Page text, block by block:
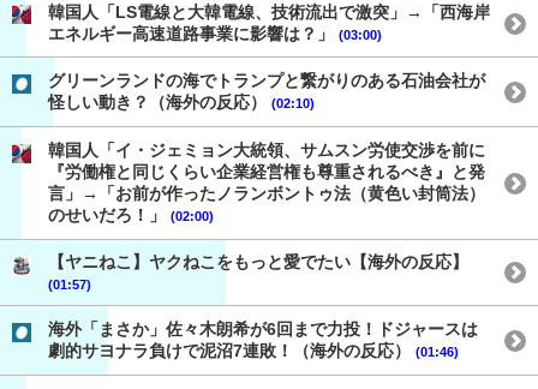
韓国人「LS電線と大韓電線、技術流出で激突」→「西海岸
エネルギー高速道路事業に影響は？」
(03:00)
グリーンランドの海でトランプと繋がりのある石油会社が
怪しい動き？（海外の反応）
(02:10)
韓国人「イ・ジェミョン大統領、サムスン労使交渉を前に
『労働権と同じくらい企業経営権も尊重されるべき』と発
言」→「お前が作ったノランボントゥ法（黄色い封筒法）
のせいだろ！」
(02:00)
【ヤニねこ】ヤクねこをもっと愛でたい【海外の反応】
(01:57)
海外「まさか」佐々木朗希が6回まで力投！ドジャースは
劇的サヨナラ負けで泥沼7連敗！（海外の反応）
(01:46)